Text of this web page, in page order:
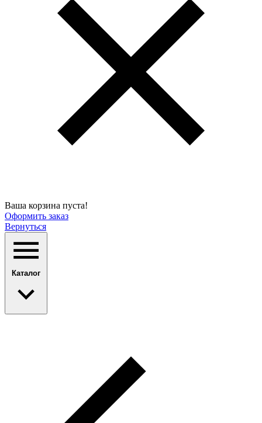
Ваша корзина пуста!
Оформить заказ
Вернуться
Каталог